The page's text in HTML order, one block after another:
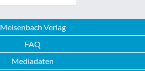
Meisenbach Verlag
FAQ
Mediadaten